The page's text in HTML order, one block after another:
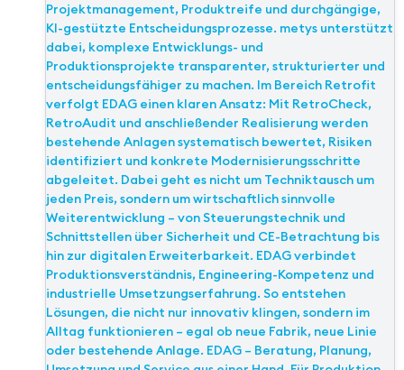
Projektmanagement, Produktreife und durchgängige,
KI-gestützte Entscheidungsprozesse. metys unterstützt
dabei, komplexe Entwicklungs- und
Produktionsprojekte transparenter, strukturierter und
entscheidungsfähiger zu machen. Im Bereich Retrofit
verfolgt EDAG einen klaren Ansatz: Mit RetroCheck,
RetroAudit und anschließender Realisierung werden
bestehende Anlagen systematisch bewertet, Risiken
identifiziert und konkrete Modernisierungsschritte
abgeleitet. Dabei geht es nicht um Techniktausch um
jeden Preis, sondern um wirtschaftlich sinnvolle
Weiterentwicklung – von Steuerungstechnik und
Schnittstellen über Sicherheit und CE-Betrachtung bis
hin zur digitalen Erweiterbarkeit. EDAG verbindet
Produktionsverständnis, Engineering-Kompetenz und
industrielle Umsetzungserfahrung. So entstehen
Lösungen, die nicht nur innovativ klingen, sondern im
Alltag funktionieren – egal ob neue Fabrik, neue Linie
oder bestehende Anlage. EDAG – Beratung, Planung,